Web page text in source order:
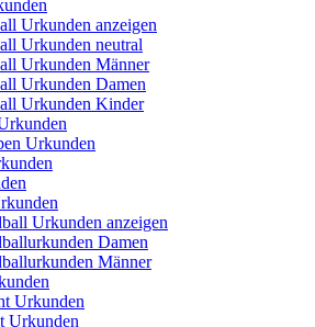
Urkunden anzeigen
Urkunden neutral
Urkunden Männer
Urkunden Damen
Urkunden Kinder
Urkunden
Urkunden anzeigen
Damen
Männer
Urkunden
Urkunden